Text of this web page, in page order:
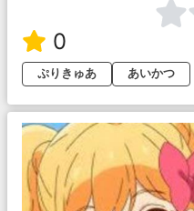
0
ぷりきゅあ
あいかつ